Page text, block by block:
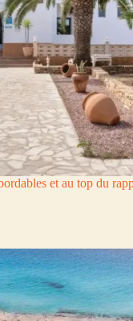
et au top du